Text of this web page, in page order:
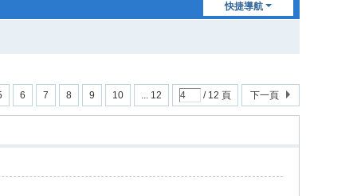
快捷導航
6 7 8 9 10 ... 12 / 12 頁 下一頁